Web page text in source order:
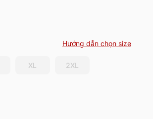
Hướng dẫn chọn size
XL 2XL